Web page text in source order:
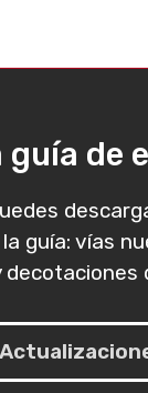
guía de
guía: vías